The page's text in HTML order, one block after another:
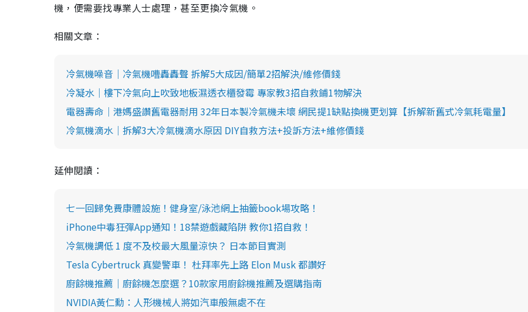
機，便需要找專業人士處理，甚至更換冷氣機。
相關文章：
冷氣機噪音｜冷氣機嘈轟轟聲 拆解5大成因/簡單2招解決/維修價錢
冷凝水｜樓下冷氣向上吹致地板濕透衣櫃發霉 專家教3招自救鋪1物解決
電器壽命｜港媽盛讚舊電器耐用 32年日本製冷氣機未壞 網民提1缺點換機更划算【拆解新舊式冷氣耗電量】
冷氣機滴水｜拆解3大冷氣機滴水原因 DIY自救方法+投訴方法+維修價錢
延伸閱讀：
七一回歸免費康體設施！健身室/泳池網上抽籤book場攻略！
iPhone中毒狂彈App通知！18禁遊戲藏陷阱 教你1招自救！
冷氣機調低 1 度不及校最大風量涼快？ 日本節目實測
Tesla Cybertruck 真變警車！ 杜拜率先上路 Elon Musk 都讚好
廚餘機推薦｜廚餘機怎麼選？10款家用廚餘機推薦及選購指南
NVIDIA黃仁勳：人形機械人將如汽車般無處不在